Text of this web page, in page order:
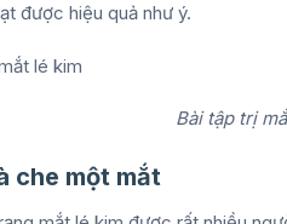
được hiệu quả như ý.
Bài tập trị
che một mắt